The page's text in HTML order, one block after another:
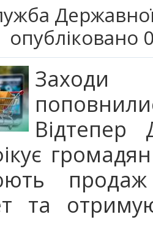
опубліковано
Заходи
Відтепер
та